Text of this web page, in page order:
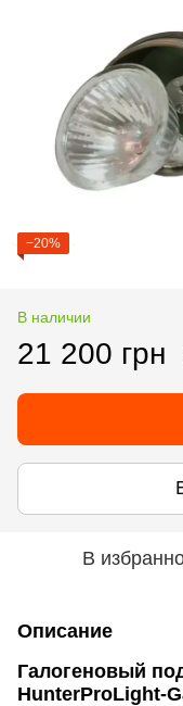
−20%
В наличии
21 200 грн
В
Описание
Галогеновый
HunterProLight-